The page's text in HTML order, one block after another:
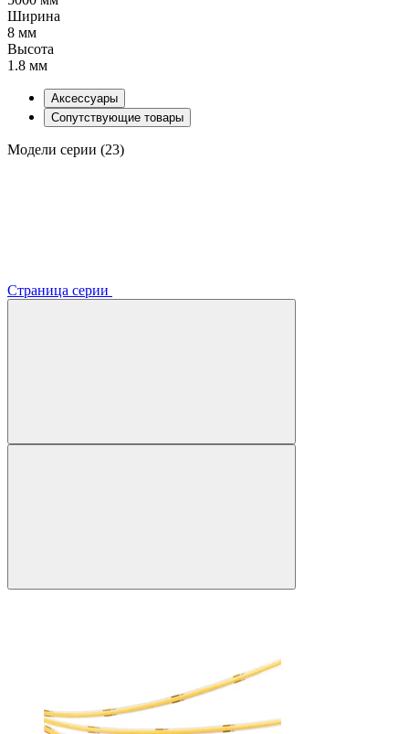
Ширина
8 мм
Высота
1.8 мм
Аксессуары
Сопутствующие товары
Модели серии (23)
Страница серии